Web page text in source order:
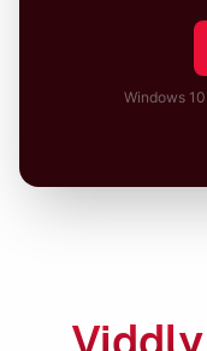
Windows 10
Viddly